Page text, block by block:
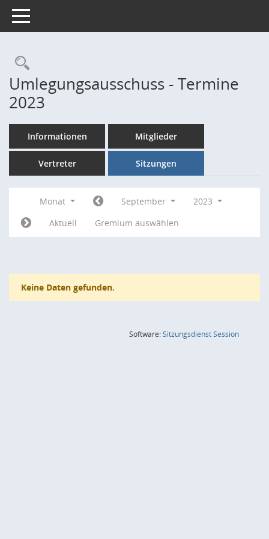
Toggle navigation
Rechercheauswahl
Umlegungsausschuss - Termine
2023
Informationen Mitglieder
Vertreter Sitzungen
Monat September
2023
Aktuell
Gremium auswählen
Keine Daten gefunden.
Software:SitzungsdienstSession(Wird in